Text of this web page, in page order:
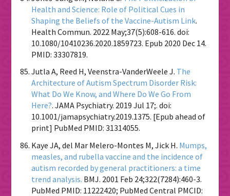
Health and Science: Role of Political Cues in
Shaping the Beliefs of the Vaccine-Autism Link.
Health Commun. 2022 May;37(5):608-616. doi:
10.1080/10410236.2020.1859723. Epub 2020 Dec 14.
PMID: 33307819.
Jutla A, Reed H, Veenstra-VanderWeele J. The
Architecture of Autism Spectrum Disorder Risk:
What Do We Know, and Where Do We Go From
Here?. JAMA Psychiatry. 2019 Jul 17;. doi:
10.1001/jamapsychiatry.2019.1375. [Epub ahead of
print] PubMed PMID: 31314055.
Kaye JA, del Mar Melero-Montes M, Jick H. Mumps,
measles, and rubella vaccine and the incidence of
autism recorded by general practitioners: a time
trend analysis. BMJ. 2001 Feb 24;322(7284):460-3.
PubMed PMID: 11222420; PubMed Central PMCID: